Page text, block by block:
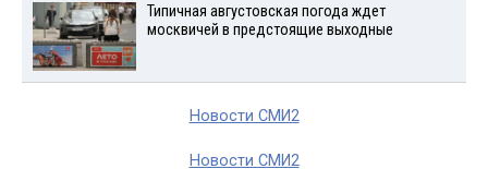
Типичная августовская погода ждет
москвичей в предстоящие выходные
Новости СМИ2
Новости СМИ2